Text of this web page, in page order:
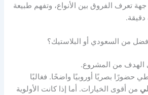
جهة تعرف الفروق بين الأنواع، وتفهم طبيعة
من السعودي أو البلاستيك؟
الهدف من المشروع.
حضورًا بصريًا أوروبيًا واضحًا. فغالبًا
من أقوى الخيارات. أما إذا كانت الأولوية